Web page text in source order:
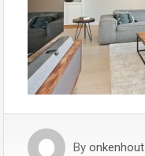
By onkenhout